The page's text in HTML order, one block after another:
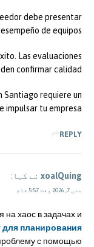
debe presentar
de equipos.
Las evaluaciones
confirmar calidad.
Santiago requiere un
impulsar tu empresa.
REPLY
xoalQuing نے کہا:
مئی 7, 2026 وقت 5:57 شام
хаос в задачах и
для планирования
с помощью